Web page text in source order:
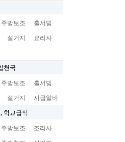
주방보조 홀서빙
설거지 요리사
천국
주방보조 홀서빙
설거지 시급알바
학교급식
주방보조 조리사